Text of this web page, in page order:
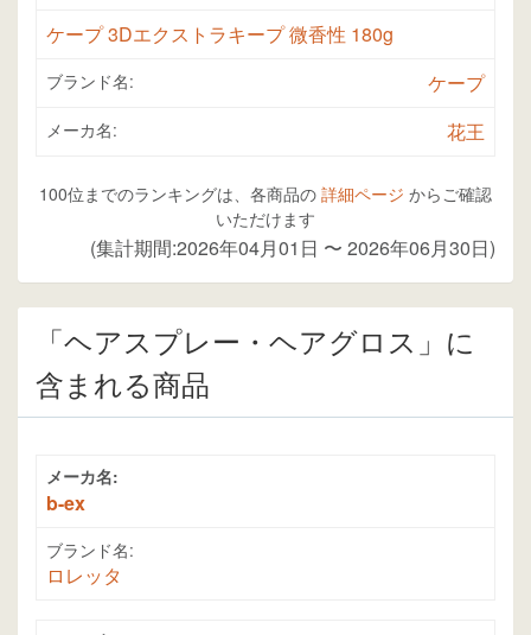
ケープ 3Dエクストラキープ 微香性 180g
ブランド名: ケープ
メーカ名: 花王
100位までのランキングは、各商品の 詳細ページ からご確認
いただけます
(集計期間:2026年04月01日 〜 2026年06月30日)
「ヘアスプレー・ヘアグロス」に
含まれる商品
メーカ名:
b-ex
ブランド名:
ロレッタ